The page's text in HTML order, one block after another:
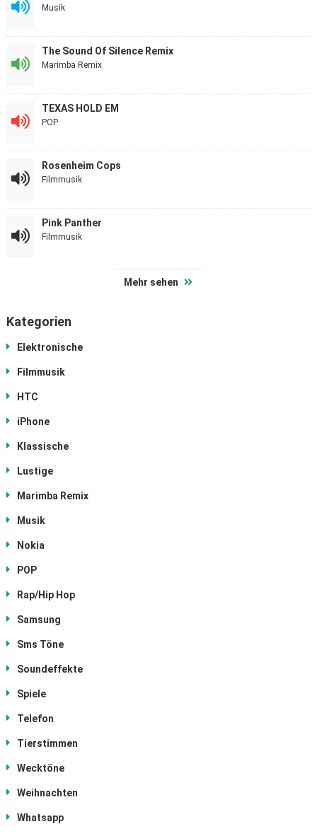
Musik
The Sound Of Silence Remix
Marimba Remix
TEXAS HOLD EM
POP
Rosenheim Cops
Filmmusik
Pink Panther
Filmmusik
Mehr sehen
Kategorien
Elektronische
Filmmusik
HTC
iPhone
Klassische
Lustige
Marimba Remix
Musik
Nokia
POP
Rap/Hip Hop
Samsung
Sms Töne
Soundeffekte
Spiele
Telefon
Tierstimmen
Wecktöne
Weihnachten
Whatsapp